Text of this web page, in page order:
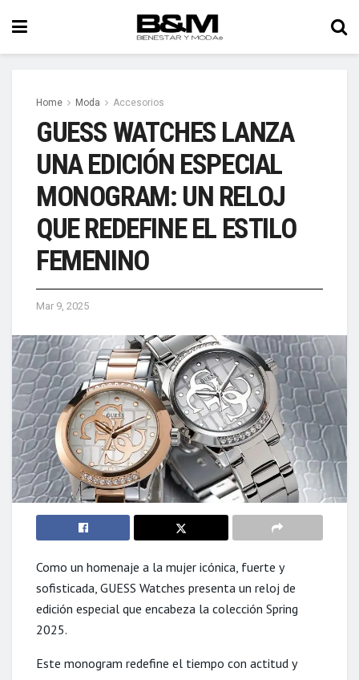
Home Moda Accesorios
GUESS WATCHES LANZA
UNA EDICIÓN ESPECIAL
MONOGRAM: UN RELOJ
QUE REDEFINE EL ESTILO
FEMENINO
Mar 9, 2025
Como un homenaje a la mujer icónica, fuerte y
sofisticada, GUESS Watches presenta un reloj de
edición especial que encabeza la colección Spring
2025. ​
Este monogram redefine el tiempo con actitud y